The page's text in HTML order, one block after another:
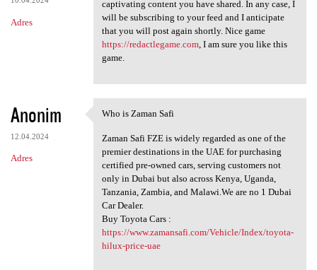
Adres
captivating content you have shared. In any case, I
will be subscribing to your feed and I anticipate
that you will post again shortly. Nice game
https://redactlegame.com, I am sure you like this
game.
Anonim
12.04.2024
Adres
Who is Zaman Safi
Who is Zaman Safi
Zaman Safi FZE is widely regarded as one of the
premier destinations in the UAE for purchasing
certified pre-owned cars, serving customers not
only in Dubai but also across Kenya, Uganda,
Tanzania, Zambia, and Malawi.We are no 1 Dubai
Car Dealer.
Buy Toyota Cars :
https://www.zamansafi.com/Vehicle/Index/toyota-
hilux-price-uae